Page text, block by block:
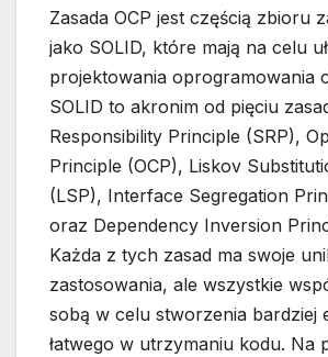
Zasada OCP jest częścią zbioru
jako SOLID, które mają na celu
projektowania oprogramowania
SOLID to akronim od pięciu
Responsibility Principle (SRP),
Principle (OCP), Liskov
(LSP), Interface Segregation
oraz Dependency Inversion
Każda z tych zasad ma swoje
zastosowania, ale wszystkie
sobą w celu stworzenia bardziej
łatwego w utrzymaniu kodu. Na